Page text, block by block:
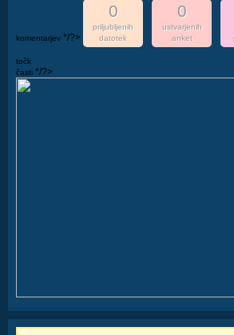
komentarjev */?>
0
priljubljenih
datotek
0
ustvarjenih
anket
točk
časti */?>